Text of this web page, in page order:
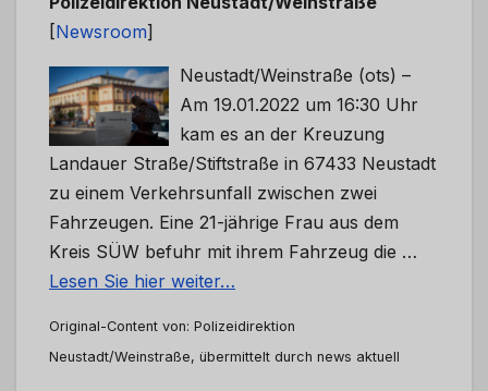
[Newsroom]
Neustadt/Weinstraße (ots) –
Am 19.01.2022 um 16:30 Uhr
kam es an der Kreuzung
Landauer Straße/Stiftstraße in 67433 Neustadt
zu einem Verkehrsunfall zwischen zwei
Fahrzeugen. Eine 21-jährige Frau aus dem
Kreis SÜW befuhr mit ihrem Fahrzeug die …
Lesen Sie hier weiter…
Original-Content von: Polizeidirektion
Neustadt/Weinstraße, übermittelt durch news aktuell